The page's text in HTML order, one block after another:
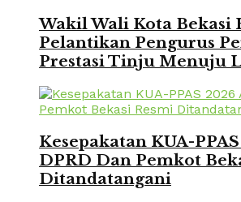
Wakil Wali Kota Bekasi
Pelantikan Pengurus
Prestasi Tinju Menuju
Kesepakatan KUA-
DPRD Dan Pemkot
Ditandatangani